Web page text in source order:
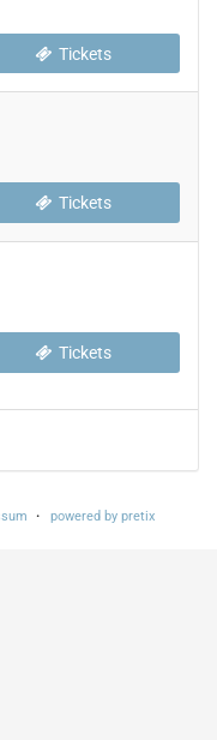
Tickets
Tickets
Tickets
powered by pretix